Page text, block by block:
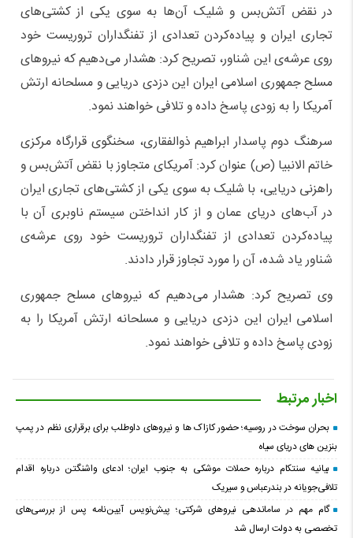
در نقض آتش‌بس و شلیک آن‌ها به سوی یکی از کشتی‌های
تجاری ایران و پیاده‌کردن تعدادی از تفنگداران تروریست خود
روی عرشه‌ی این شناور، تصریح کرد: هشدار می‌دهیم که نیروهای
مسلح جمهوری اسلامی ایران این دزدی دریایی و مسلحانه ارتش
آمریکا را به زودی پاسخ داده و تلافی خواهند نمود.
سرهنگ دوم پاسدار ابراهیم ذوالفقاری، سخنگوی قرارگاه مرکزی
خاتم الانبیا (ص) عنوان کرد: آمریکای متجاوز با نقض آتش‌بس و
راهزنی دریایی، با شلیک به سوی یکی از کشتی‌های تجاری ایران
در آب‌های دریای عمان و از کار انداختن سیستم ناوبری آن با
پیاده‌کردن تعدادی از تفنگداران تروریست خود روی عرشه‌ی
شناور یاد شده، آن را مورد تجاوز قرار دادند.
وی تصریح کرد: هشدار می‌دهیم که نیروهای مسلح جمهوری
اسلامی ایران این دزدی دریایی و مسلحانه ارتش آمریکا را به
زودی پاسخ داده و تلافی خواهند نمود.
اخبار مرتبط
بحران سوخت در روسیه؛ حضور کازاک‌ ها و نیروهای داوطلب برای برقراری نظم در پمپ
بنزین‌ های دریای سیاه
بیانیه سنتکام درباره حملات موشکی به جنوب ایران؛ ادعای واشنگتن درباره اقدام
تلافی‌جویانه در بندرعباس و سیریک
گام مهم در ساماندهی نیروهای شرکتی؛ پیش‌نویس آیین‌نامه پس از بررسی‌های
تخصصی به دولت ارسال شد